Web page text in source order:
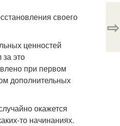
своего
ценностей
это
при первом
дополнительных
окажется
то начинаниях.
⇨